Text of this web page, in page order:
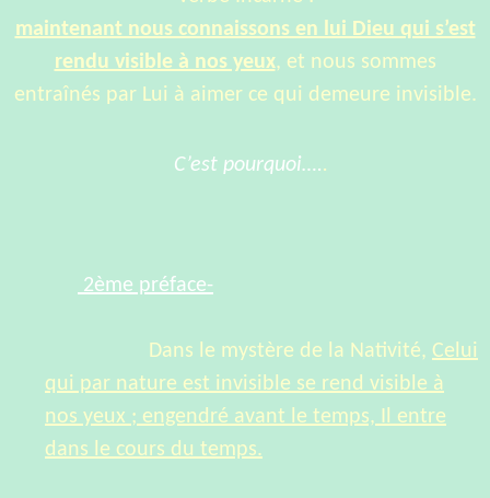
maintenant nous connaissons en lui Dieu qui s’est
rendu visible à nos yeux, et nous sommes
entraînés par Lui à aimer ce qui demeure invisible.
C’est pourquoi…..
2ème préface-
Dans le mystère de la Nativité, Celui
qui par nature est invisible se rend visible à
nos yeux ; engendré avant le temps, Il entre
dans le cours du temps.